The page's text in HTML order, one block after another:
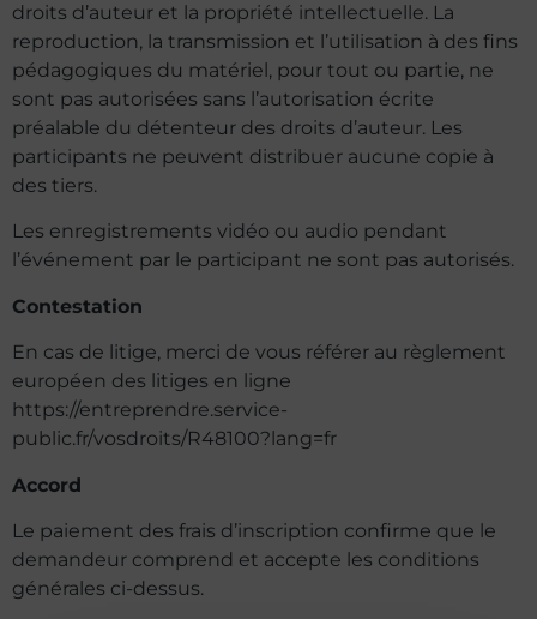
droits d’auteur et la propriété intellectuelle. La
reproduction, la transmission et l’utilisation à des fins
pédagogiques du matériel, pour tout ou partie, ne
sont pas autorisées sans l’autorisation écrite
préalable du détenteur des droits d’auteur. Les
participants ne peuvent distribuer aucune copie à
des tiers.
Les enregistrements vidéo ou audio pendant
l’événement par le participant ne sont pas autorisés.
Contestation
En cas de litige, merci de vous référer au règlement
européen des litiges en ligne
https://entreprendre.service-
public.fr/vosdroits/R48100?lang=fr
Accord
Le paiement des frais d’inscription confirme que le
demandeur comprend et accepte les conditions
générales ci-dessus.